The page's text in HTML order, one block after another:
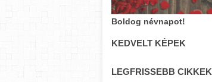
Boldog névnapot!
KEDVELT KÉPEK
LEGFRISSEBB CIKKEK